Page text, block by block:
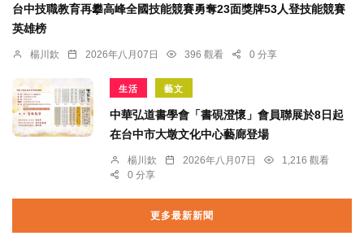
台中技職教育再攀高峰全國技能競賽勇奪23面獎牌53人登技能競賽
英雄榜
楊川欽 2026年八月07日 396 觀看 0 分享
生活 藝文
中華弘道書學會「書硯澄懷」會員聯展於8日起
在台中市大墩文化中心藝廊登場
楊川欽 2026年八月07日
1,216 觀看
0 分享
更多最新新聞